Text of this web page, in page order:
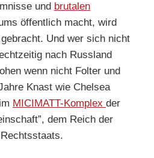
und brutalen
öffentlich macht, wird
Und wer sich nicht
nach Russland
wenn nicht Folter und
Knast wie Chelsea
MICIMATT-Komplex der
dem Reich der